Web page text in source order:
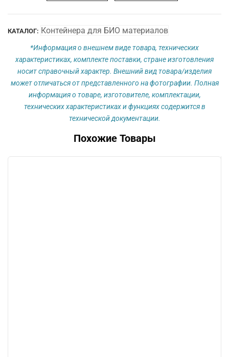
120мл,
нестерильный
КАТАЛОГ: Контейнера для БИО материалов
*Информация о внешнем виде товара, технических
характеристиках, комплекте поставки, стране изготовления
носит справочный характер. Внешний вид товара/изделия
может отличаться от представленного на фотографии. Полная
информация о товаре, изготовителе, комплектации,
технических характеристиках и функциях содержится в
технической документации.
Похожие Товары